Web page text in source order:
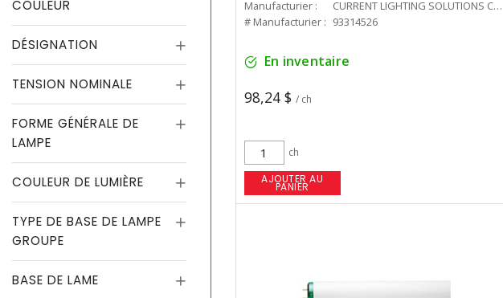
COULEUR
DÉSIGNATION
TENSION NOMINALE
FORME GÉNÉRALE DE
LAMPE
COULEUR DE LUMIÈRE
TYPE DE BASE DE LAMPE
GROUPE
BASE DE LAME
Manufacturier :
CURRENT LIGHTING SOLUTIONS CAN
# Manufacturier : 93314526
En inventaire
98,24 $ / ch
ch
AJOUTER AU
PANIER